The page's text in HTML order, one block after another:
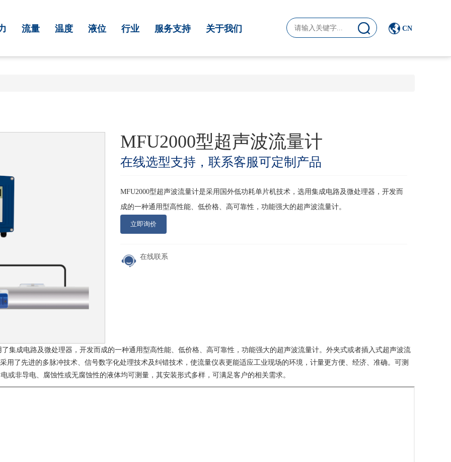
CN
流量 温度 液位 行业 服务支持 关于我们
MFU2000型超声波流量计
在线选型支持，联系客服可定制产品
MFU2000型超声波流量计是采用国外低功耗单片机技术，选用集成电路及微处理器，开发而
成的一种通用型高性能、低价格、高可靠性，功能强大的超声波流量计。
立即询价
在线联系
集成电路及微处理器，开发而成的一种通用型高性能、低价格、高可靠性，功能强大的超声波流量计。外夹式或者插入式超声波流
了先进的多脉冲技术、信号数字化处理技术及纠错技术，使流量仪表更能适应工业现场的环境，计量更方便、经济、准确。可测
或非导电、腐蚀性或无腐蚀性的液体均可测量，其安装形式多样，可满足客户的相关需求。